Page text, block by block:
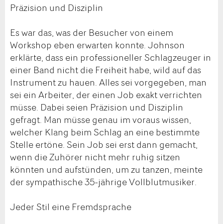
Präzision und Disziplin
Es war das, was der Besucher von einem
Workshop eben erwarten konnte. Johnson
erklärte, dass ein professioneller Schlagzeuger in
einer Band nicht die Freiheit habe, wild auf das
Instrument zu hauen. Alles sei vorgegeben, man
sei ein Arbeiter, der einen Job exakt verrichten
müsse. Dabei seien Präzision und Disziplin
gefragt. Man müsse genau im voraus wissen,
welcher Klang beim Schlag an eine bestimmte
Stelle ertöne. Sein Job sei erst dann gemacht,
wenn die Zuhörer nicht mehr ruhig sitzen
könnten und aufstünden, um zu tanzen, meinte
der sympathische 35-jährige Vollblutmusiker.
Jeder Stil eine Fremdsprache